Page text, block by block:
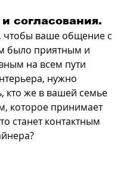
согласования.
чтобы ваше общение с
было приятным и
на всем пути
нужно
кто же в вашей семье
которое принимает
станет контактным